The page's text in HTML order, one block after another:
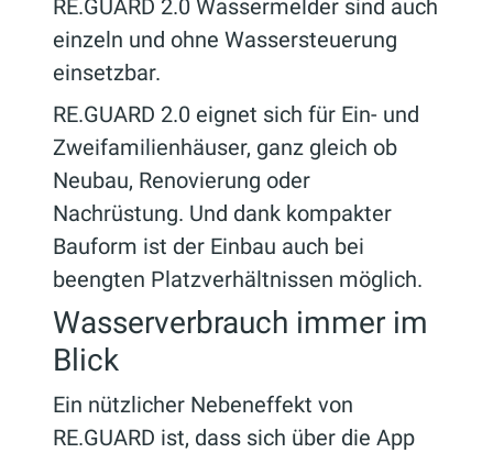
RE.GUARD 2.0 Wassermelder sind auch
einzeln und ohne Wassersteuerung
einsetzbar.
RE.GUARD 2.0 eignet sich für Ein- und
Zweifamilienhäuser, ganz gleich ob
Neubau, Renovierung oder
Nachrüstung. Und dank kompakter
Bauform ist der Einbau auch bei
beengten Platzverhältnissen möglich.
Wasserverbrauch immer im
Blick
Ein nützlicher Nebeneffekt von
RE.GUARD ist, dass sich über die App